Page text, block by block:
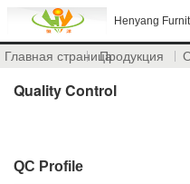
Henyang
Главная страницаПродукция
Quality Control
QC Profile